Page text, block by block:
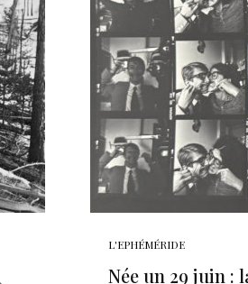
L'EPHÉMÉRIDE
Née un 29 juin :